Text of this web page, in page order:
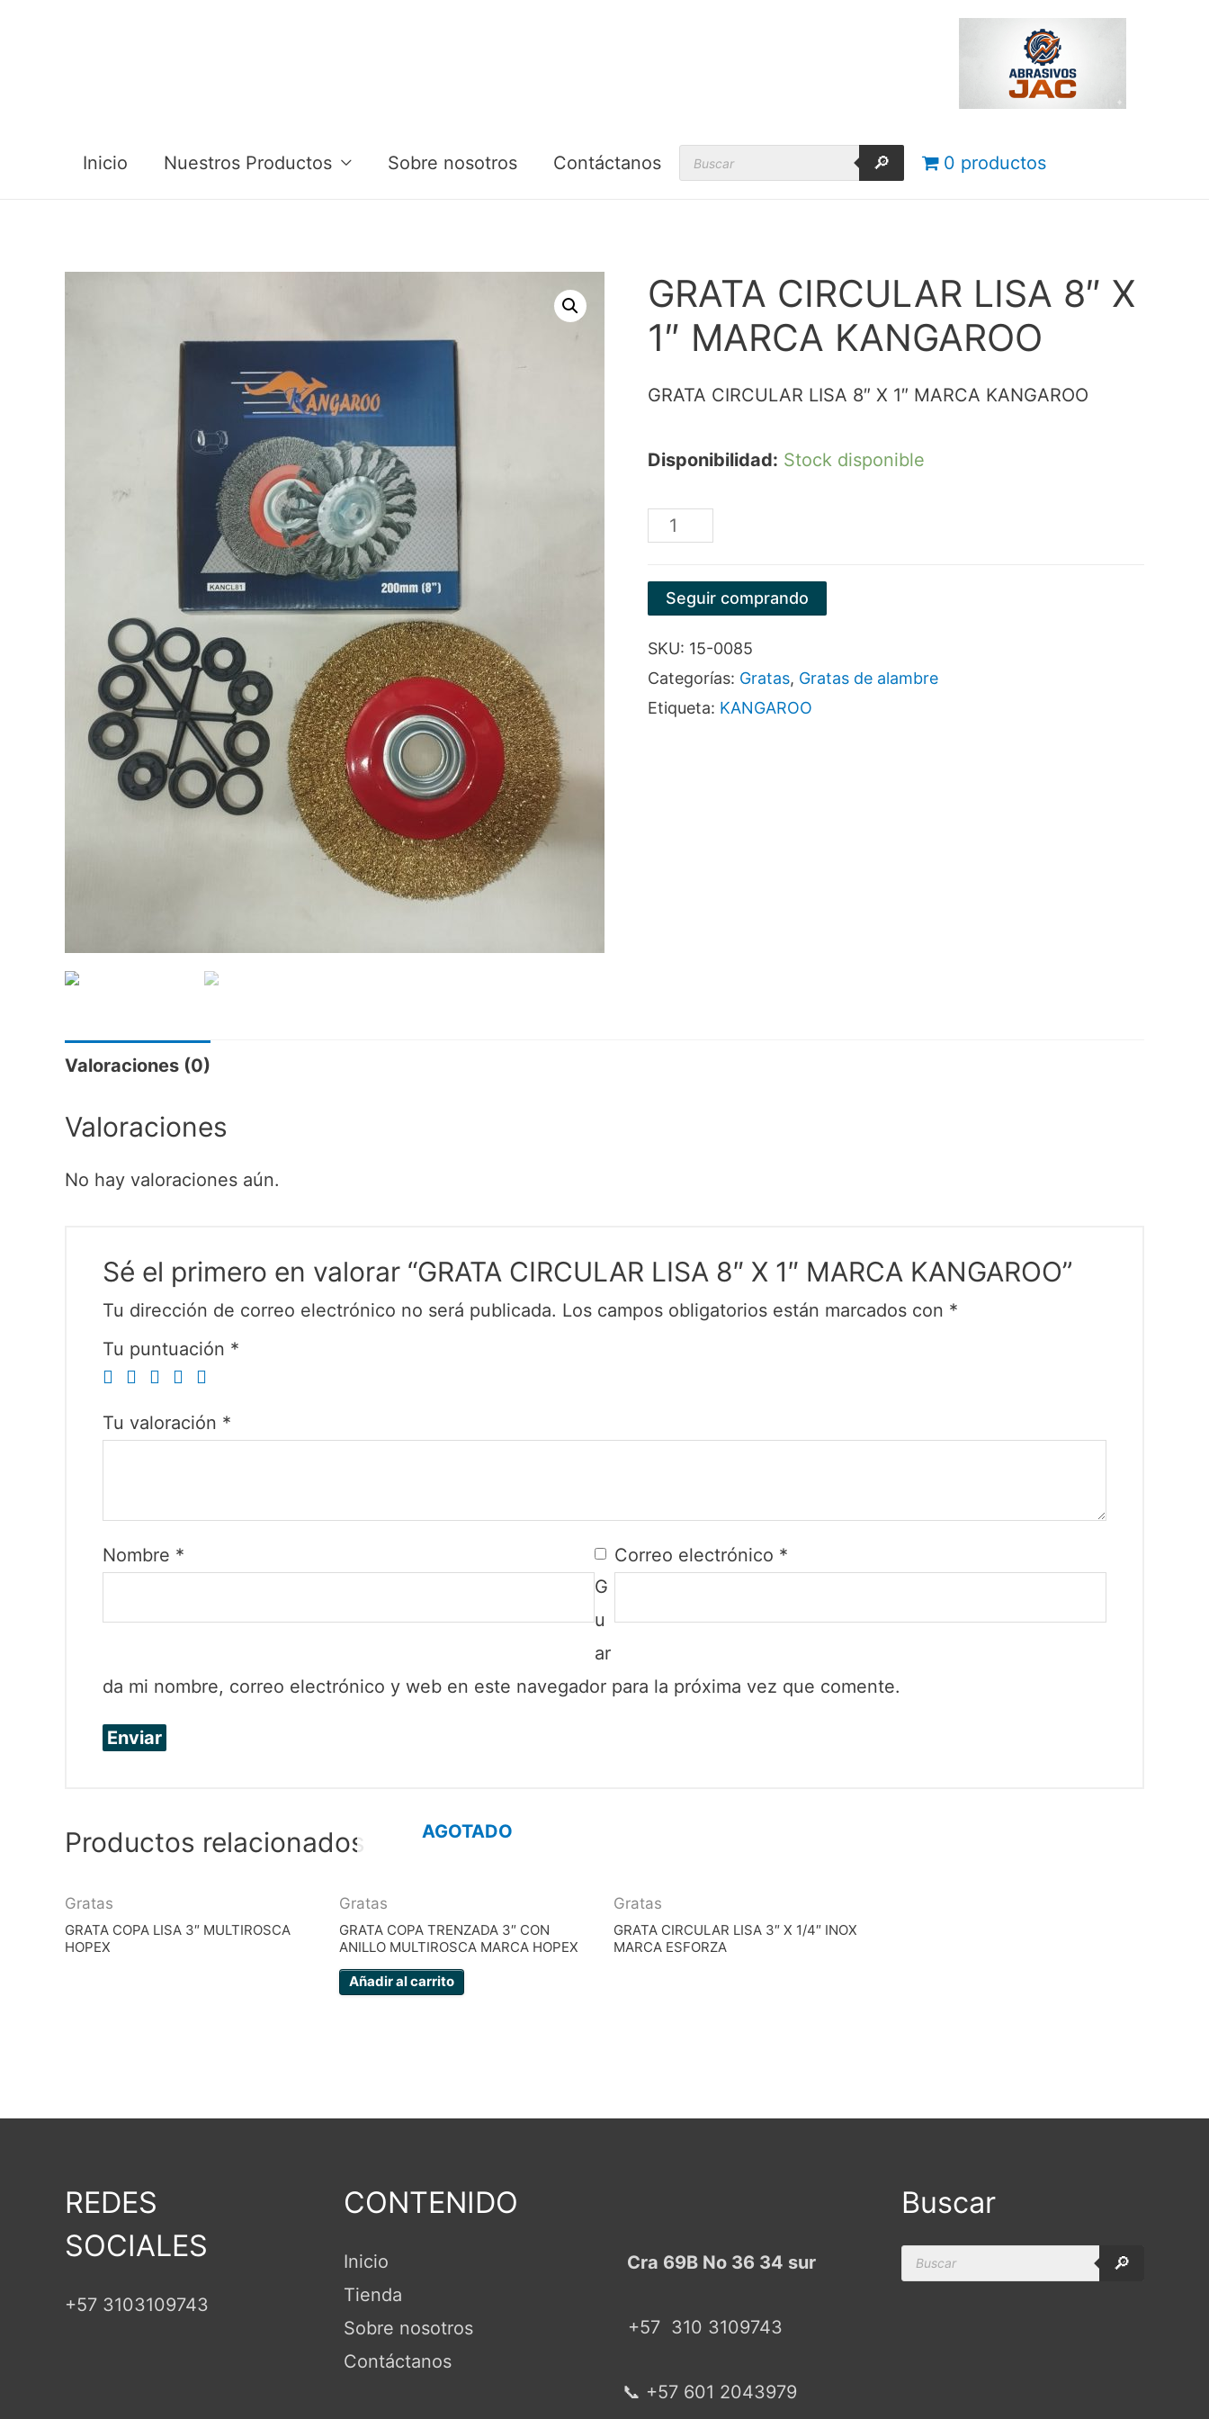
Inicio Nuestros Productos Sobre nosotros Contáctanos
Products
search
🔎 0 productos
GRATA CIRCULAR LISA 8″ X
1″ MARCA KANGAROO
GRATA CIRCULAR LISA 8″ X 1″ MARCA KANGAROO
Disponibilidad: Stock disponible
GRATA
LISA
X
1"
MARCA
Seguir comprando
SKU: 15-0085
Categorías: Gratas, Gratas de alambre
Etiqueta: KANGAROO
Valoraciones (0)
Valoraciones
No hay valoraciones aún.
Sé el primero en valorar “GRATA CIRCULAR LISA 8″ X 1″ MARCA KANGAROO”
Tu dirección de correo electrónico no será publicada. Los campos obligatorios están marcados con *
Tu puntuación *
Tu valoración *
Nombre * Correo electrónico *
G
u
ar
da mi nombre, correo electrónico y web en este navegador para la próxima vez que comente.
Productos relacionados
Gratas
GRATA COPA LISA 3″ MULTIROSCA
HOPEX
AGOTADO
Gratas
GRATA COPA TRENZADA 3″ CON
ANILLO MULTIROSCA MARCA HOPEX
Añadir al carrito
Gratas
GRATA CIRCULAR LISA 3″ X 1/4″ INOX
MARCA ESFORZA
REDES
SOCIALES
+57 3103109743
CONTENIDO
Inicio
Tienda
Sobre nosotros
Contáctanos
Cra 69B No 36 34 sur
+57 310 3109743
📞 +57 601 2043979
Buscar
Products
search
🔎